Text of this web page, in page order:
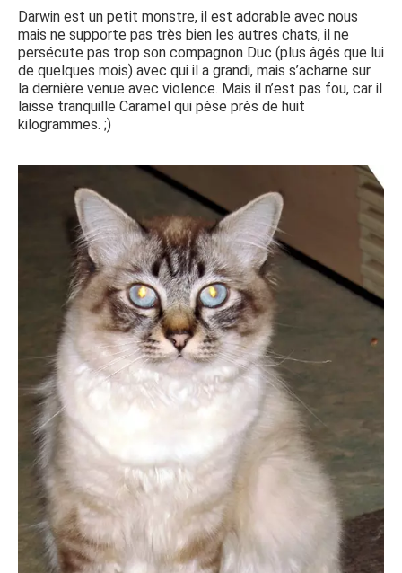
Darwin est un petit monstre, il est adorable avec nous
mais ne supporte pas très bien les autres chats, il ne
persécute pas trop son compagnon Duc (plus âgés que lui
de quelques mois) avec qui il a grandi, mais s’acharne sur
la dernière venue avec violence. Mais il n’est pas fou, car il
laisse tranquille Caramel qui pèse près de huit
kilogrammes. ;)